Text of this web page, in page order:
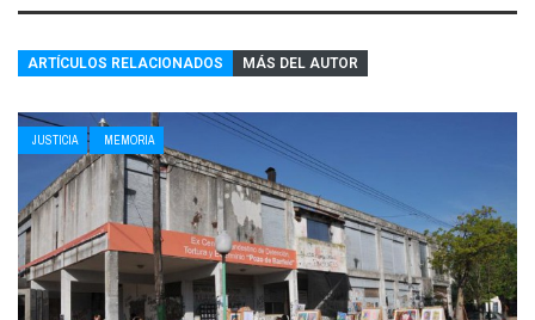
ARTÍCULOS RELACIONADOS MÁS DEL AUTOR
JUSTICIA MEMORIA